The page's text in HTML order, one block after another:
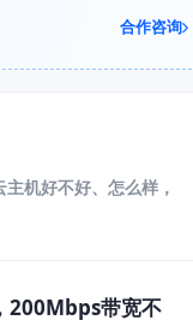
合作咨询
机好不好、怎么样，
200Mbps带宽不